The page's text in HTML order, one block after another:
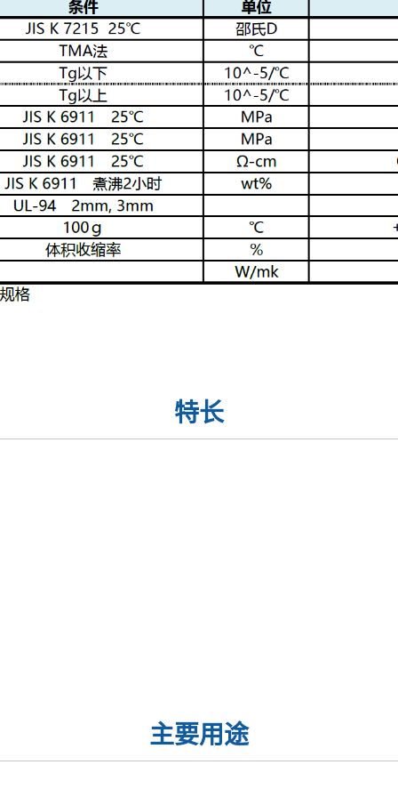
特长
主要用途